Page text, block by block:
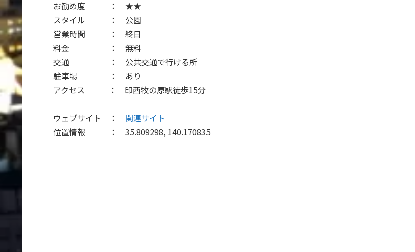
お勧め度 ： ★★
スタイル ： 公園
営業時間 ： 終日
料金 ： 無料
交通 ： 公共交通で行ける所
駐車場 ： あり
アクセス ： 印西牧の原駅徒歩15分
ウェブサイト ： 関連サイト
位置情報 ： 35.809298, 140.170835